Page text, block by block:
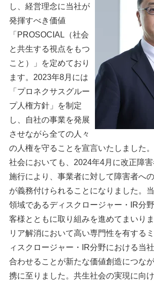
し、経営理念に当社が
発揮すべき価値
「PROSOCIAL（社会
と共生する視点をもつ
こと）」を定めており
ます。2023年8月には
「プロネクサスグルー
プ人権方針」を制定
し、自社の事業を発展
させながら全ての人々
の人権を守ることを宣言いたしました
社会においても、2024年4月に改正障
施行により、事業者に対して障害者への
が義務付けられることになりました。
領域であるディスクロージャー・IR分
客様とともに取り組みを進めてまいり
リア解消において高い専門性を有する
ィスクロージャー・IR分野における当
合わせることが新たな価値創造につな
携に至りました。共生社会の実現に向